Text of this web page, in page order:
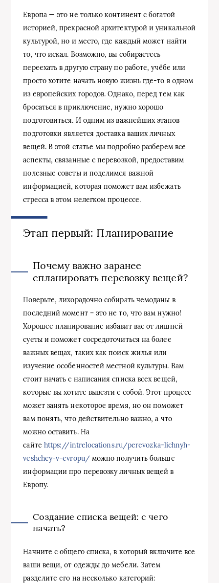
Европа — это не только континент с богатой
историей, прекрасной архитектурой и уникальной
культурой, но и место, где каждый может найти
то, что искал. Возможно, вы собираетесь
переехать в другую страну по работе, учёбе или
просто хотите начать новую жизнь где-то в одном
из европейских городов. Однако, перед тем как
бросаться в приключение, нужно хорошо
подготовиться. И одним из важнейших этапов
подготовки является доставка ваших личных
вещей. В этой статье мы подробно разберем все
аспекты, связанные с перевозкой, предоставим
полезные советы и поделимся важной
информацией, которая поможет вам избежать
стресса в этом нелегком процессе.
Этап первый: Планирование
Почему важно заранее
спланировать перевозку вещей?
Поверьте, лихорадочно собирать чемоданы в
последний момент – это не то, что вам нужно!
Хорошее планирование избавит вас от лишней
суеты и поможет сосредоточиться на более
важных вещах, таких как поиск жилья или
изучение особенностей местной культуры. Вам
стоит начать с написания списка всех вещей,
которые вы хотите вывезти с собой. Этот процесс
может занять некоторое время, но он поможет
вам понять, что действительно важно, а что
можно оставить. На
сайте https://intrelocations.ru/perevozka-lichnyh-
veshchey-v-evropu/ можно получить больше
информации про перевозку личных вещей в
Европу.
Создание списка вещей: с чего
начать?
Начните с общего списка, в который включите все
ваши вещи, от одежды до мебели. Затем
разделите его на несколько категорий: